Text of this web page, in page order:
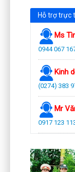
Hỗ trợ trực
Ms
0944 067
Kinh
(0274) 383
Mr
0917 123